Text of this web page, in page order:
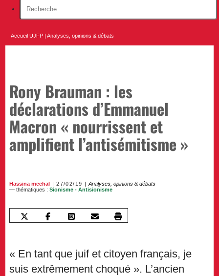
Accueil UJFP |Analyses, opinions & débats
Rony Brauman : les
déclarations d’Emmanuel
Macron « nourrissent et
amplifient l’antisémitisme »
Hassina mechaÏ 27/02/19
Analyses, opinions & débats
— thématiques :Sionisme - Antisionisme
« En tant que juif et citoyen français, je
suis extrêmement choqué ». L’ancien